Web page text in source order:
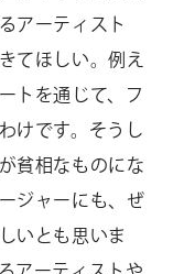
アーティスト
てほしい。例え
トを通じて、フ
けです。そうし
貧相なものにな
ジャーにも、ぜ
いとも思いま